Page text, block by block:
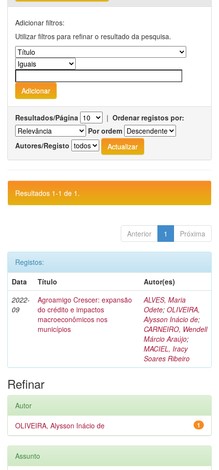
Adicionar filtros:
Utilizar filtros para refinar o resultado da pesquisa.
Resultados/Página | Ordenar registos por:
Por ordem
Autores/Registo
Resultados 1-1 de 1.
Anterior 1 Próxima
Registos:
Data
Título
Autor(es)
2022-
09
Agroamigo Crescer: expansão
do crédito e impactos
macroeconômicos nos
municípios
ALVES, Maria
Odete; OLIVEIRA,
Alysson Inácio de;
CARNEIRO, Wendell
Márcio Araújo;
MACIEL, Iracy
Soares Ribeiro
Refinar
Autor
1
OLIVEIRA, Alysson Inácio de
Assunto